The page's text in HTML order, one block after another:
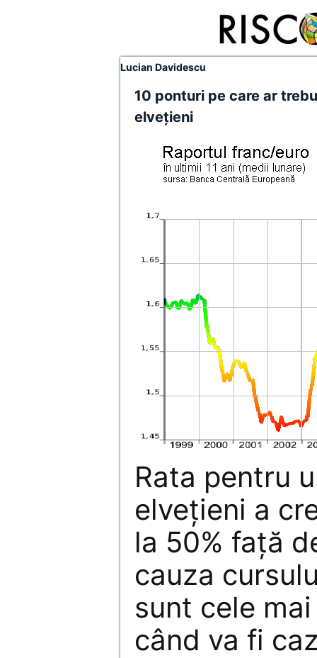
Lucian Davidescu
10 ponturi pe care ar
elveţieni
Rata pentru
elveţieni a
la 50% faţă
cauza
sunt cele
când va fi